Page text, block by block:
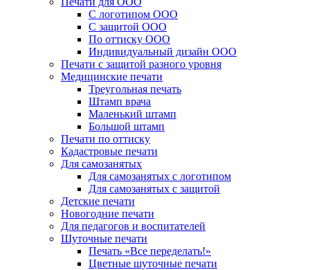
С логотипом ООО
С защитой ООО
По оттиску ООО
Индивидуальный дизайн ООО
Печати с защитой разного уровня
Медицинские печати
Треугольная печать
Штамп врача
Маленький штамп
Большой штамп
Печати по оттиску
Кадастровые печати
Для самозанятых
Для самозанятых с логотипом
Для самозанятых с защитой
Детские печати
Новогодние печати
Для педагогов и воспитателей
Шуточные печати
Печать «Все переделать!»
Цветные шуточные печати